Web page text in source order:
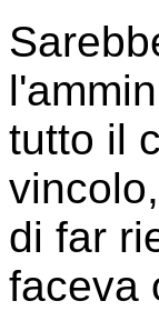
tutto il
di far
faceva